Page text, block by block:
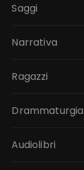
Saggi
Narrativa
Ragazzi
Drammaturgia
Audiolibri